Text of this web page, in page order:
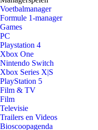
Voetbalmanager
Formule 1-manager
Games
PC
Playstation 4
Xbox One
Nintendo Switch
Xbox Series X|S
PlayStation 5
Film & TV
Film
Televisie
Trailers en Videos
Bioscoopagenda